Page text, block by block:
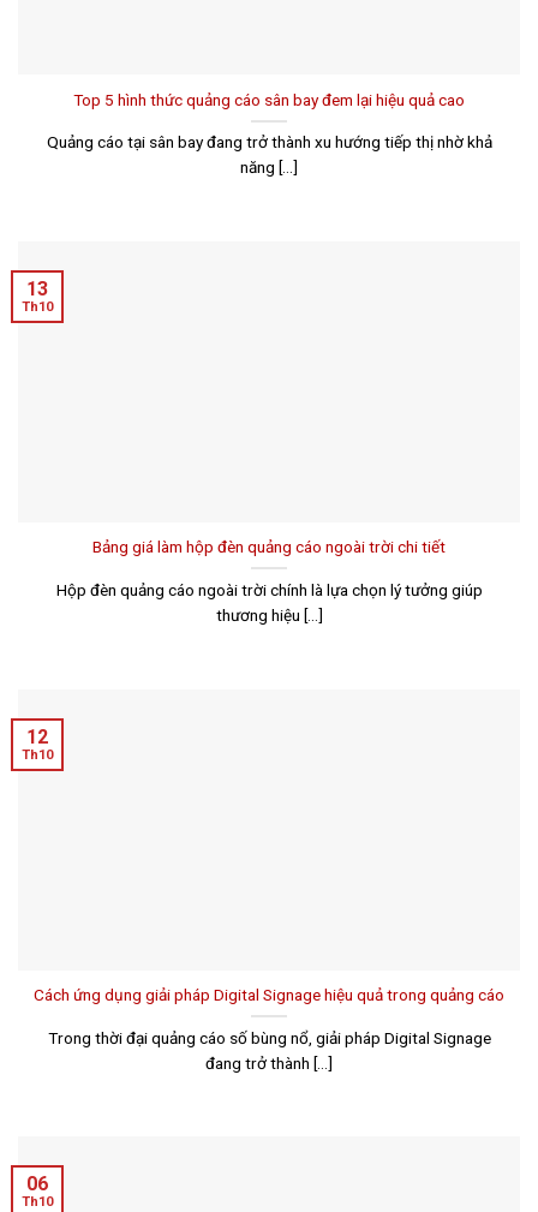
Top 5 hình thức quảng cáo sân bay đem lại hiệu quả cao
Quảng cáo tại sân bay đang trở thành xu hướng tiếp thị nhờ khả
năng [...]
Bảng giá làm hộp đèn quảng cáo ngoài trời chi tiết
Hộp đèn quảng cáo ngoài trời chính là lựa chọn lý tưởng giúp
thương hiệu [...]
13
Th10
Cách ứng dụng giải pháp Digital Signage hiệu quả trong quảng cáo
Trong thời đại quảng cáo số bùng nổ, giải pháp Digital Signage
đang trở thành [...]
12
Th10
06
Th10